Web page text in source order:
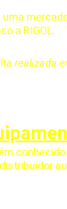
a RIGOL.
realizada